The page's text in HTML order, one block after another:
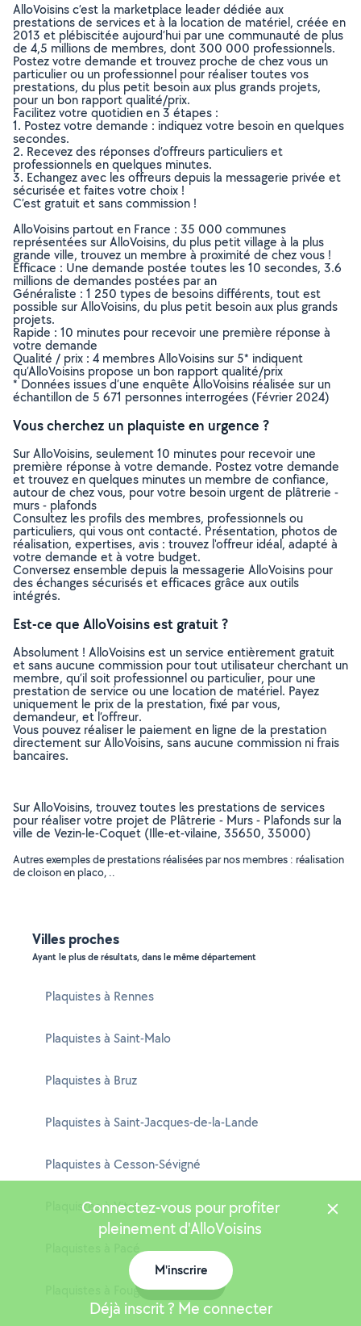
AlloVoisins c’est la marketplace leader dédiée aux
prestations de services et à la location de matériel, créée en
2013 et plébiscitée aujourd’hui par une communauté de plus
de 4,5 millions de membres, dont 300 000 professionnels.
Postez votre demande et trouvez proche de chez vous un
particulier ou un professionnel pour réaliser toutes vos
prestations, du plus petit besoin aux plus grands projets,
pour un bon rapport qualité/prix.
Facilitez votre quotidien en 3 étapes :
1. Postez votre demande : indiquez votre besoin en quelques
secondes.
2. Recevez des réponses d’offreurs particuliers et
professionnels en quelques minutes.
3. Echangez avec les offreurs depuis la messagerie privée et
sécurisée et faites votre choix !
C’est gratuit et sans commission !
AlloVoisins partout en France : 35 000 communes
représentées sur AlloVoisins, du plus petit village à la plus
grande ville, trouvez un membre à proximité de chez vous !
Efficace : Une demande postée toutes les 10 secondes, 3.6
millions de demandes postées par an
Généraliste : 1 250 types de besoins différents, tout est
possible sur AlloVoisins, du plus petit besoin aux plus grands
projets.
Rapide : 10 minutes pour recevoir une première réponse à
votre demande
Qualité / prix : 4 membres AlloVoisins sur 5* indiquent
qu’AlloVoisins propose un bon rapport qualité/prix
* Données issues d’une enquête AlloVoisins réalisée sur un
échantillon de 5 671 personnes interrogées (Février 2024)
Vous cherchez un plaquiste en urgence ?
Sur AlloVoisins, seulement 10 minutes pour recevoir une
première réponse à votre demande. Postez votre demande
et trouvez en quelques minutes un membre de confiance,
autour de chez vous, pour votre besoin urgent de plâtrerie -
murs - plafonds
Consultez les profils des membres, professionnels ou
particuliers, qui vous ont contacté. Présentation, photos de
réalisation, expertises, avis : trouvez l'offreur idéal, adapté à
votre demande et à votre budget.
Conversez ensemble depuis la messagerie AlloVoisins pour
des échanges sécurisés et efficaces grâce aux outils
intégrés.
Est-ce que AlloVoisins est gratuit ?
Absolument ! AlloVoisins est un service entièrement gratuit
et sans aucune commission pour tout utilisateur cherchant un
membre, qu’il soit professionnel ou particulier, pour une
prestation de service ou une location de matériel. Payez
uniquement le prix de la prestation, fixé par vous,
demandeur, et l’offreur.
Vous pouvez réaliser le paiement en ligne de la prestation
directement sur AlloVoisins, sans aucune commission ni frais
bancaires.
Sur AlloVoisins, trouvez toutes les prestations de services
pour réaliser votre projet de Plâtrerie - Murs - Plafonds sur la
ville de Vezin-le-Coquet (Ille-et-vilaine, 35650, 35000)
Autres exemples de prestations réalisées par nos membres : réalisation
de cloison en placo, ..
Villes proches
Ayant le plus de résultats, dans le même département
Plaquistes à Rennes
Plaquistes à Saint-Malo
Plaquistes à Bruz
Plaquistes à Saint-Jacques-de-la-Lande
Plaquistes à Cesson-Sévigné
Plaquistes à Vitré
Plaquistes à Fougères
Connectez-vous pour profiter
pleinement d'AlloVoisins
M'inscrire
Déjà inscrit ? Me connecter